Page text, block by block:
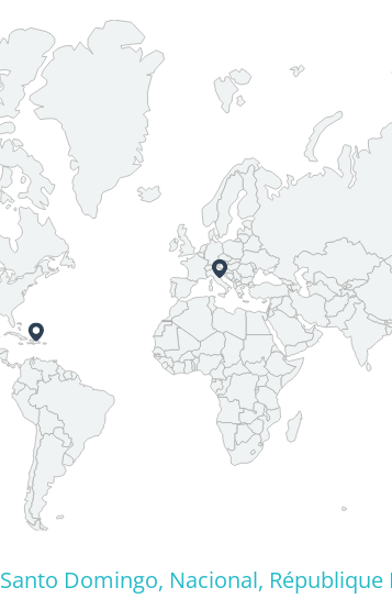
Santo Domingo, Nacional,